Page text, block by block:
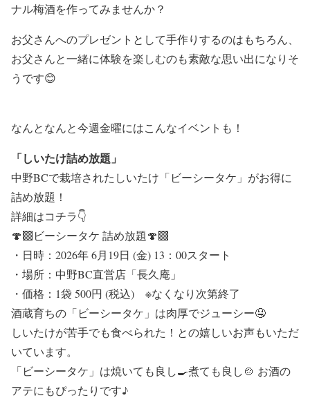
ナル梅酒を作ってみませんか？
お父さんへのプレゼントとして手作りするのはもちろん、
お父さんと一緒に体験を楽しむのも素敵な思い出になりそ
うです😊
なんとなんと今週金曜にはこんなイベントも！
「しいたけ詰め放題」
中野BCで栽培されたしいたけ「ビーシータケ」がお得に
詰め放題！
詳細はコチラ👇
🍄‍🟫ビーシータケ 詰め放題🍄‍🟫
・日時：2026年 6月19日 (金) 13：00スタート
・場所：中野BC直営店「長久庵」
・価格：1袋 500円 (税込) ※なくなり次第終了
酒蔵育ちの「ビーシータケ」は肉厚でジューシー🤤
しいたけが苦手でも食べられた！との嬉しいお声もいただ
いています。
「ビーシータケ」は焼いても良し🍳煮ても良し🍲 お酒の
アテにもぴったりです♪